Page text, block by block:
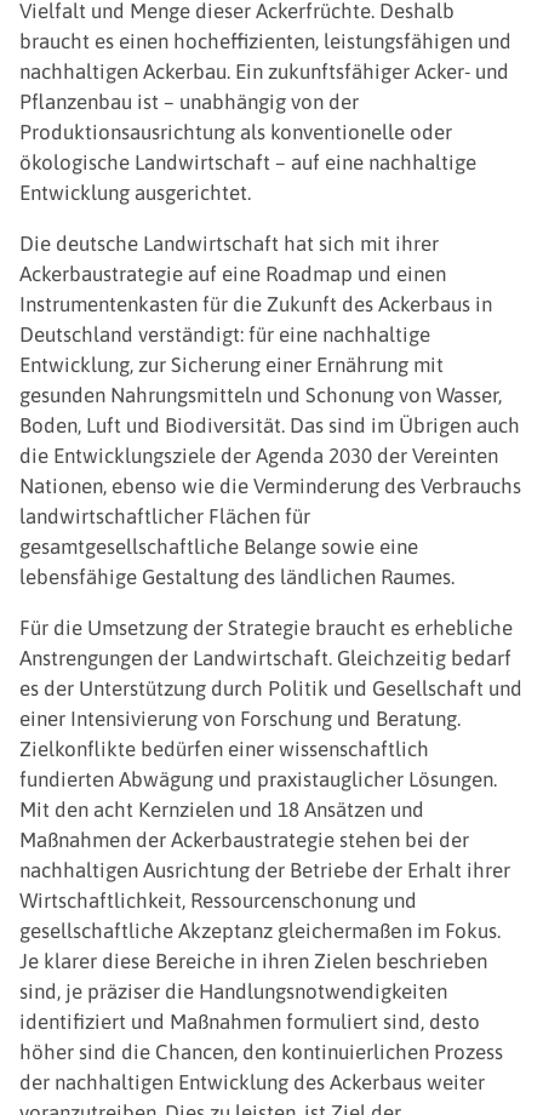
Vielfalt und Menge dieser Ackerfrüchte. Deshalb
braucht es einen hocheffizienten, leistungsfähigen und
nachhaltigen Ackerbau. Ein zukunftsfähiger Acker- und
Pflanzenbau ist – unabhängig von der
Produktionsausrichtung als konventionelle oder
ökologische Landwirtschaft – auf eine nachhaltige
Entwicklung ausgerichtet.
Die deutsche Landwirtschaft hat sich mit ihrer
Ackerbaustrategie auf eine Roadmap und einen
Instrumentenkasten für die Zukunft des Ackerbaus in
Deutschland verständigt: für eine nachhaltige
Entwicklung, zur Sicherung einer Ernährung mit
gesunden Nahrungsmitteln und Schonung von Wasser,
Boden, Luft und Biodiversität. Das sind im Übrigen auch
die Entwicklungsziele der Agenda 2030 der Vereinten
Nationen, ebenso wie die Verminderung des Verbrauchs
landwirtschaftlicher Flächen für
gesamtgesellschaftliche Belange sowie eine
lebensfähige Gestaltung des ländlichen Raumes.
Für die Umsetzung der Strategie braucht es erhebliche
Anstrengungen der Landwirtschaft. Gleichzeitig bedarf
es der Unterstützung durch Politik und Gesellschaft und
einer Intensivierung von Forschung und Beratung.
Zielkonflikte bedürfen einer wissenschaftlich
fundierten Abwägung und praxistauglicher Lösungen.
Mit den acht Kernzielen und 18 Ansätzen und
Maßnahmen der Ackerbaustrategie stehen bei der
nachhaltigen Ausrichtung der Betriebe der Erhalt ihrer
Wirtschaftlichkeit, Ressourcenschonung und
gesellschaftliche Akzeptanz gleichermaßen im Fokus.
Je klarer diese Bereiche in ihren Zielen beschrieben
sind, je präziser die Handlungsnotwendigkeiten
identifiziert und Maßnahmen formuliert sind, desto
höher sind die Chancen, den kontinuierlichen Prozess
der nachhaltigen Entwicklung des Ackerbaus weiter